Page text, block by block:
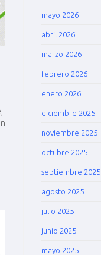
mayo 2026
abril 2026
marzo 2026
febrero 2026
enero 2026
diciembre 2025
noviembre 2025
octubre 2025
septiembre 2025
agosto 2025
julio 2025
junio 2025
mayo 2025